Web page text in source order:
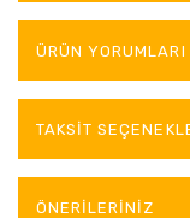
ÜRÜN YORUMLARI
TAKSIT
ÖNERILERINIZ